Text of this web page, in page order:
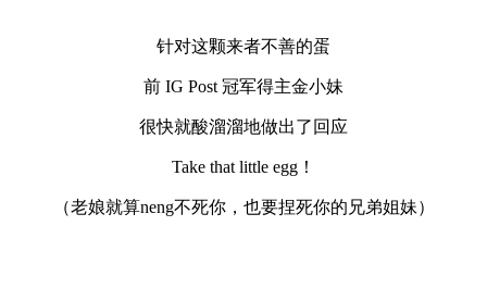
针对这颗来者不善的蛋
前 IG Post 冠军得主金小妹
很快就酸溜溜地做出了回应
Take that little egg！
（老娘就算neng不死你，也要捏死你的兄弟姐妹）